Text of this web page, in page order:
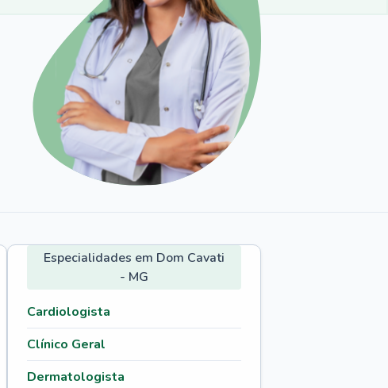
Especialidades em Dom Cavati
- MG
Cardiologista
Clínico Geral
Dermatologista